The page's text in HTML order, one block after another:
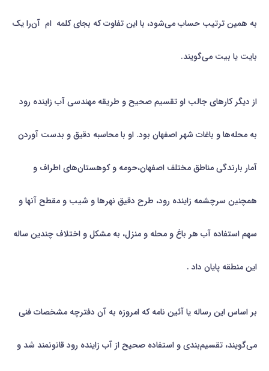
به همین ترتیب حساب می‌شود، با این تفاوت که بجای کلمه ام آن‌را یک
بایت یا بیت می‌گویند.
از ديگر کارهاي جالب او تقسیم صحیح و طریقه مهندسی آب زاینده رود
به محله‌ها و باغات شهر اصفهان بود. او با محاسبه دقیق و بدست آوردن
آمار بارندگی مناطق مختلف اصفهان،حومه و کوهستان‌های اطراف و
همچنین سرچشمه زاینده رود، طرح دقیق نهرها و شیب و مقطح آنها و
سهم استفاده آب هر باغ و محله و منزل، به مشکل و اختلاف چندین ساله
این منطقه پایان داد .
بر اساس این رساله یا آئین نامه که امروزه به آن دفترچه مشخصات فنی
می‌گویند، تقسیم‌بندی و استفاده صحیح از آب زاینده رود قانونمند شد و